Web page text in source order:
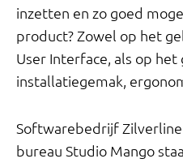
inzetten en zo goed
product? Zowel op het
User Interface, als op het
installatiegemak,
Softwarebedrijf
bureau Studio Mango